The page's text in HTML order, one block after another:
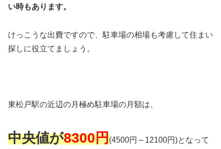
い時もあります。
けっこうな出費ですので、駐車場の相場も考慮して住まい
探しに役立てましょう。
東松戸駅の近辺の月極め駐車場の月額は、
中央値が8300円(4500円～12100円)となって